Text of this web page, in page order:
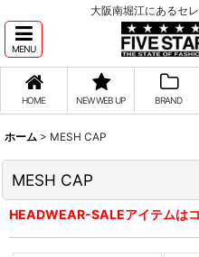
大阪南堀江にあるセ
MENU
HOME NEW WEB UP BRAND
ホーム > MESH CAP
MESH CAP
HEADWEAR-SALEアイテムは